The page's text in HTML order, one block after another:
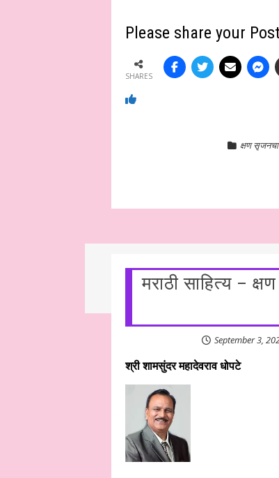
Please share your
SHARES
क्षण सृजनचा
मराठी साहित्य –
September 3,
श्री शामसुंदर महादेवराव धोपटे